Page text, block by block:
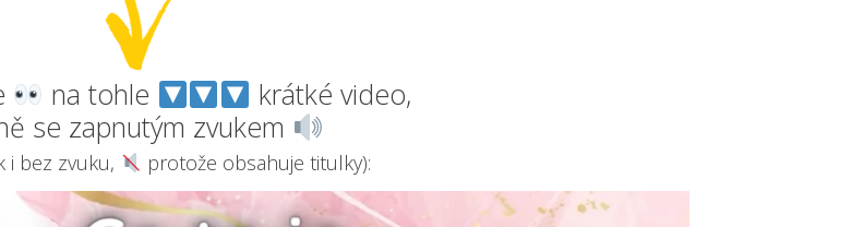
na tohle
krátké video,
se zapnutým zvukem
i bez zvuku, protože obsahuje titulky):